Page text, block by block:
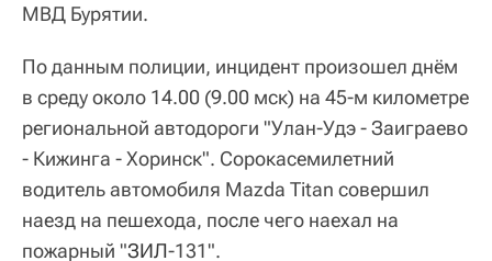
МВД Бурятии.
По данным полиции, инцидент произошел днём
в среду около 14.00 (9.00 мск) на 45-м километре
региональной автодороги "Улан-Удэ - Заиграево
- Кижинга - Хоринск". Сорокасемилетний
водитель автомобиля Mazda Titan совершил
наезд на пешехода, после чего наехал на
пожарный "ЗИЛ-131".